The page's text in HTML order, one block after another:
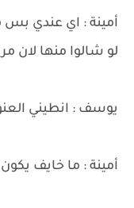
أمينة : اي عندي
لو شالوا منها لان
يوسف : انطيني
أمينة : ما خايف